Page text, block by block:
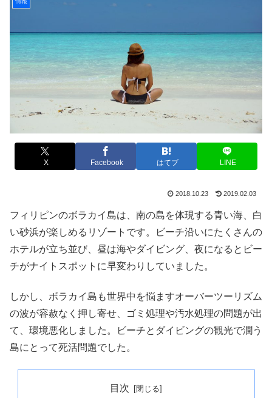
X Facebook はてブ LINE
2018.10.23 2019.02.03
フィリピンのボラカイ島は、南の島を体現する青い海、白
い砂浜が楽しめるリゾートです。ビーチ沿いにたくさんの
ホテルが立ち並び、昼は海やダイビング、夜になるとビー
チがナイトスポットに早変わりしていました。
しかし、ボラカイ島も世界中を悩ますオーバーツーリズム
の波が容赦なく押し寄せ、ゴミ処理や汚水処理の問題が出
て、環境悪化しました。ビーチとダイビングの観光で潤う
島にとって死活問題でした。
目次